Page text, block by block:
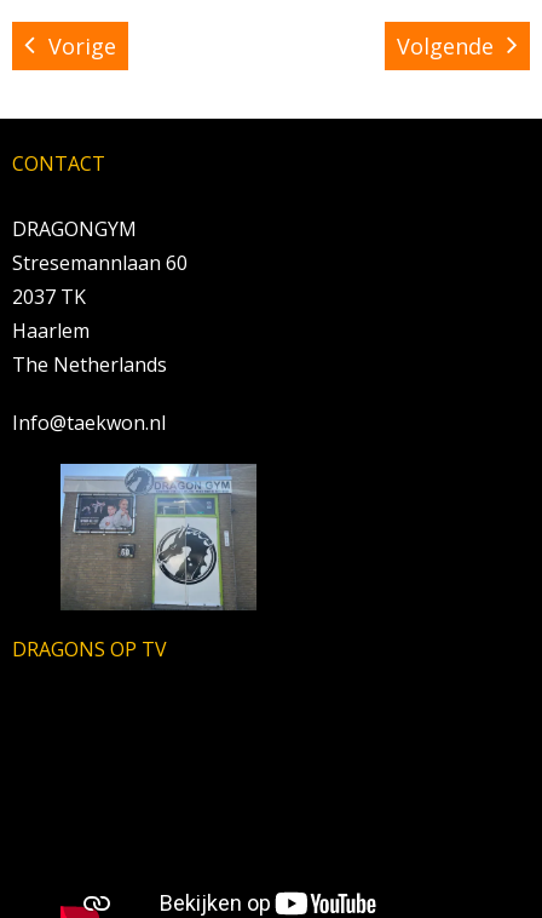
Vorige Volgende
CONTACT
DRAGONGYM
Stresemannlaan 60
2037 TK
Haarlem
The Netherlands
Info@taekwon.nl
DRAGONS OP TV